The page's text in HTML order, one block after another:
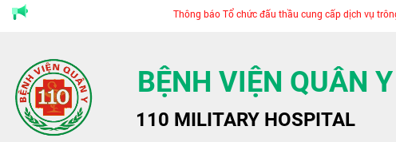
Thông báo Tổ chức đấu thầu cung cấp dịch vụ trông
BỆNH VIỆN QUÂN
110 MILITARY HOSPITAL